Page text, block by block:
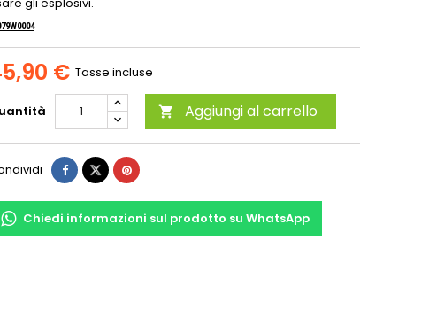
€ Tasse incluse
 Aggiungi al carrello
Chiedi informazioni sul prodotto su WhatsApp